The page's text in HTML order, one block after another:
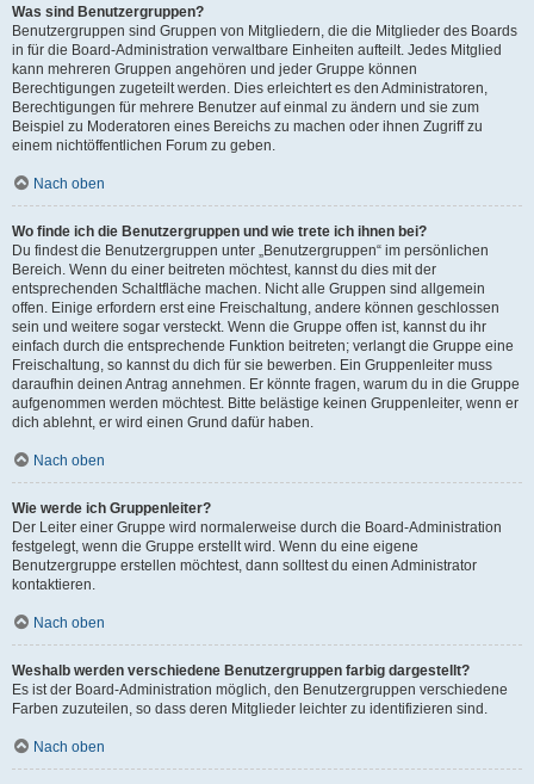
Was sind Benutzergruppen?
Benutzergruppen sind Gruppen von Mitgliedern, die die Mitglieder des Boards
in für die Board-Administration verwaltbare Einheiten aufteilt. Jedes Mitglied
kann mehreren Gruppen angehören und jeder Gruppe können
Berechtigungen zugeteilt werden. Dies erleichtert es den Administratoren,
Berechtigungen für mehrere Benutzer auf einmal zu ändern und sie zum
Beispiel zu Moderatoren eines Bereichs zu machen oder ihnen Zugriff zu
einem nichtöffentlichen Forum zu geben.
Nach oben
Wo finde ich die Benutzergruppen und wie trete ich ihnen bei?
Du findest die Benutzergruppen unter „Benutzergruppen“ im persönlichen
Bereich. Wenn du einer beitreten möchtest, kannst du dies mit der
entsprechenden Schaltfläche machen. Nicht alle Gruppen sind allgemein
offen. Einige erfordern erst eine Freischaltung, andere können geschlossen
sein und weitere sogar versteckt. Wenn die Gruppe offen ist, kannst du ihr
einfach durch die entsprechende Funktion beitreten; verlangt die Gruppe eine
Freischaltung, so kannst du dich für sie bewerben. Ein Gruppenleiter muss
daraufhin deinen Antrag annehmen. Er könnte fragen, warum du in die Gruppe
aufgenommen werden möchtest. Bitte belästige keinen Gruppenleiter, wenn er
dich ablehnt, er wird einen Grund dafür haben.
Nach oben
Wie werde ich Gruppenleiter?
Der Leiter einer Gruppe wird normalerweise durch die Board-Administration
festgelegt, wenn die Gruppe erstellt wird. Wenn du eine eigene
Benutzergruppe erstellen möchtest, dann solltest du einen Administrator
kontaktieren.
Nach oben
Weshalb werden verschiedene Benutzergruppen farbig dargestellt?
Es ist der Board-Administration möglich, den Benutzergruppen verschiedene
Farben zuzuteilen, so dass deren Mitglieder leichter zu identifizieren sind.
Nach oben